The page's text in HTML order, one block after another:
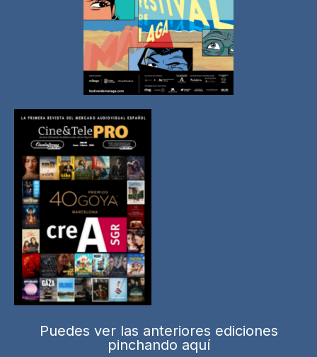
Puedes ver las anteriores ediciones
pinchando aquí